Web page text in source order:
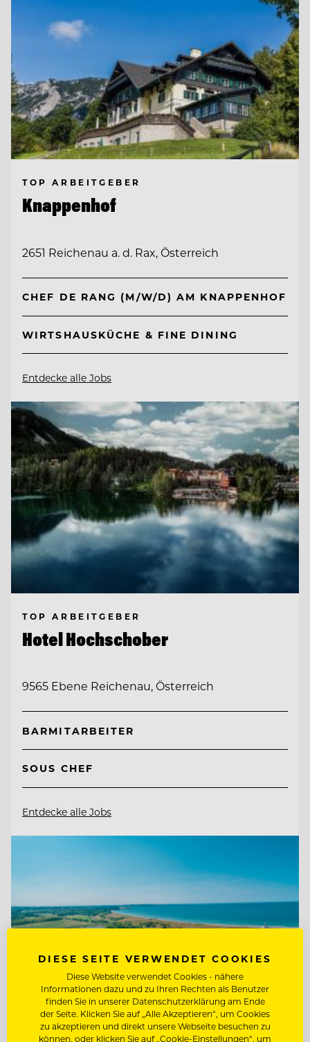
TOP ARBEITGEBER
Knappenhof
2651 Reichenau a. d. Rax, Österreich
CHEF DE RANG (M/W/D) AM KNAPPENHOF
WIRTSHAUSKÜCHE & FINE DINING
Entdecke alle Jobs
TOP ARBEITGEBER
Hotel Hochschober
9565 Ebene Reichenau, Österreich
BARMITARBEITER
SOUS CHEF
Entdecke alle Jobs
DIESE SEITE VERWENDET COOKIES
Diese Website verwendet Cookies - nähere
Informationen dazu und zu Ihren Rechten als Benutzer
finden Sie in unserer Datenschutzerklärung am Ende
der Seite. Klicken Sie auf „Alle Akzeptieren“, um Cookies
zu akzeptieren und direkt unsere Webseite besuchen zu
können, oder klicken Sie auf „Cookie-Einstellungen“, um